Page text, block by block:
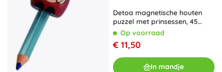
Detoa magnetische houten
puzzel met prinsessen, 45
stukjes
Op voorraad
€ 11,50
In mandje